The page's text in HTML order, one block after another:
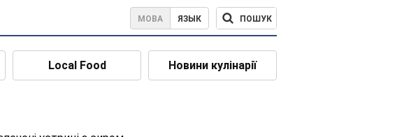
МОВА ЯЗЫК ПОШУК
Local Food Новини кулінарії